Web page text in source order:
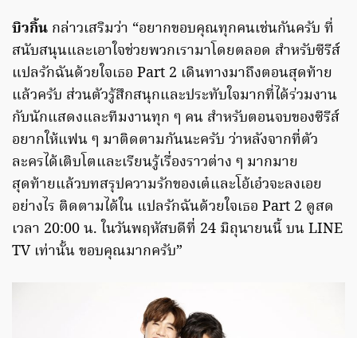
บิวกิ้น กล่าวเสริมว่า “อยากขอบคุณทุกคนเช่นกันครับ ที่
สนับสนุนและเอาใจช่วยพวกเรามาโดยตลอด สำหรับซีรีส์
แปลรักฉันด้วยใจเธอ Part 2 เดินทางมาถึงตอนสุดท้าย
แล้วครับ ส่วนตัวรู้สึกสนุกและประทับใจมากที่ได้ร่วมงาน
กับนักแสดงและทีมงานทุก ๆ คน สำหรับตอนจบของซีรีส์
อยากให้แฟน ๆ มาติดตามกันนะครับ ว่าหลังจากที่ตัว
ละครได้เติบโตและเรียนรู้เรื่องราวต่าง ๆ มากมาย
สุดท้ายแล้วบทสรุปความรักของเต๋และโอ้เอ๋วจะลงเอย
อย่างไร ติดตามได้ใน แปลรักฉันด้วยใจเธอ Part 2 ดูสด
เวลา 20:00 น. ในวันพฤหัสบดีที่ 24 มิถุนายนนี้ บน LINE
TV เท่านั้น ขอบคุณมากครับ”